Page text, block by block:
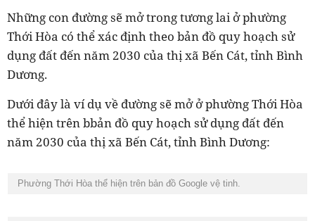
Những con đường sẽ mở trong tương lai ở phường
Thới Hòa có thể xác định theo bản đồ quy hoạch sử
dụng đất đến năm 2030 của thị xã Bến Cát, tỉnh Bình
Dương.
Dưới đây là ví dụ về đường sẽ mở ở phường Thới Hòa
thể hiện trên bbản đồ quy hoạch sử dụng đất đến
năm 2030 của thị xã Bến Cát, tỉnh Bình Dương:
Phường Thới Hòa thể hiện trên bản đồ Google vệ tinh.